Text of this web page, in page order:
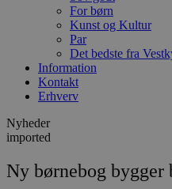
For børn
Kunst og Kultur
Par
Det bedste fra
Information
Kontakt
Erhverv
Nyheder
imported
Ny børnebog bygger